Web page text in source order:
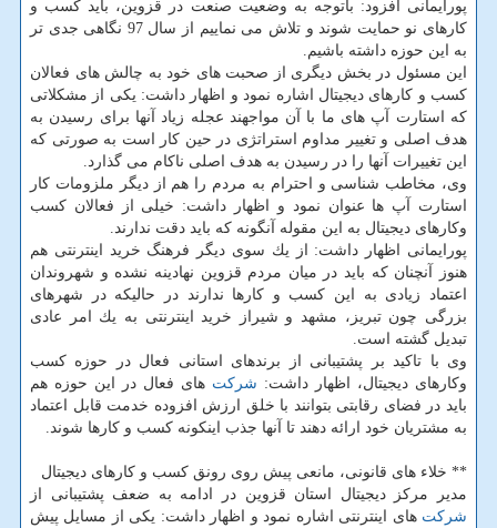
پورایمانی افزود: باتوجه به وضعیت صنعت در قزوین، باید كسب و
كارهای نو حمایت شوند و تلاش می نماییم از سال 97 نگاهی جدی تر
به این حوزه داشته باشیم.
این مسئول در بخش دیگری از صحبت های خود به چالش های فعالان
كسب و كارهای دیجیتال اشاره نمود و اظهار داشت: یكی از مشكلاتی
كه استارت آپ های ما با آن مواجهند عجله زیاد آنها برای رسیدن به
هدف اصلی و تغییر مداوم استراتژی در حین كار است به صورتی كه
این تغییرات آنها را در رسیدن به هدف اصلی ناكام می گذارد.
وی، مخاطب شناسی و احترام به مردم را هم از دیگر ملزومات كار
استارت آپ ها عنوان نمود و اظهار داشت: خیلی از فعالان كسب
وكارهای دیجیتال به این مقوله آنگونه كه باید دقت ندارند.
پورایمانی اظهار داشت: از یك سوی دیگر فرهنگ خرید اینترنتی هم
هنوز آنچنان كه باید در میان مردم قزوین نهادینه نشده و شهروندان
اعتماد زیادی به این كسب و كارها ندارند در حالیكه در شهرهای
بزرگی چون تبریز، مشهد و شیراز خرید اینترنتی به یك امر عادی
تبدیل گشته است.
وی با تاكید بر پشتیبانی از برندهای استانی فعال در حوزه كسب
وكارهای دیجیتال، اظهار داشت: شركت های فعال در این حوزه هم
باید در فضای رقابتی بتوانند با خلق ارزش افزوده خدمت قابل اعتماد
به مشتریان خود ارائه دهند تا آنها جذب اینكونه كسب و كارها شوند.
** خلاء های قانونی، مانعی پیش روی رونق كسب و كارهای دیجیتال
مدیر مركز دیجیتال استان قزوین در ادامه به ضعف پشتیبانی از
شركت های اینترنتی اشاره نمود و اظهار داشت: یكی از مسایل پیش